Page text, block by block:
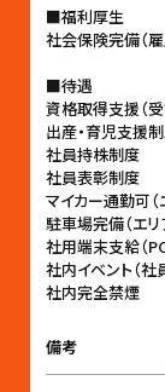
■福利厚生
社会保険完備（雇
■待遇
資格取得支援（
出産・育児支援
社員持株制度
社員表彰制度
マイカー通勤可（
駐車場完備（エリ
社用端末支給（PC
社内イベント（社
社内完全禁煙
備考